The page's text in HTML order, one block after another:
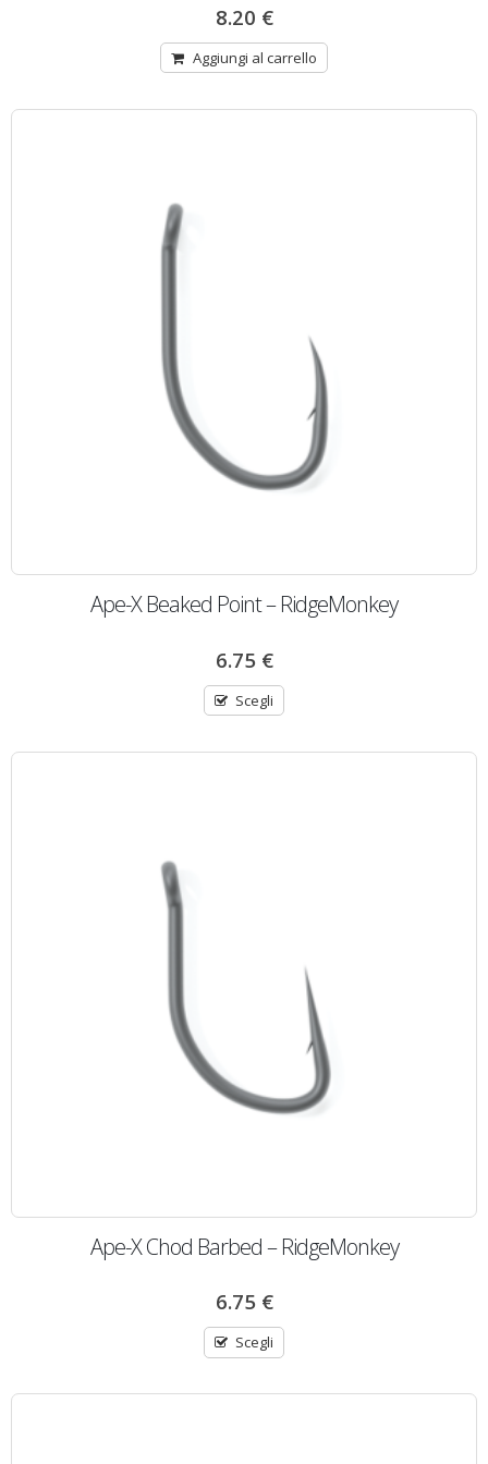
8.20 €
Aggiungi al carrello
Ape-X Beaked Point – RidgeMonkey
6.75 €
Scegli
Ape-X Chod Barbed – RidgeMonkey
6.75 €
Scegli